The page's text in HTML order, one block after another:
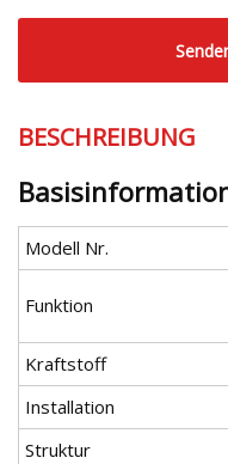
BESCHREIBUNG
Modell Nr.
Funktion
Kraftstoff
Installation
Struktur